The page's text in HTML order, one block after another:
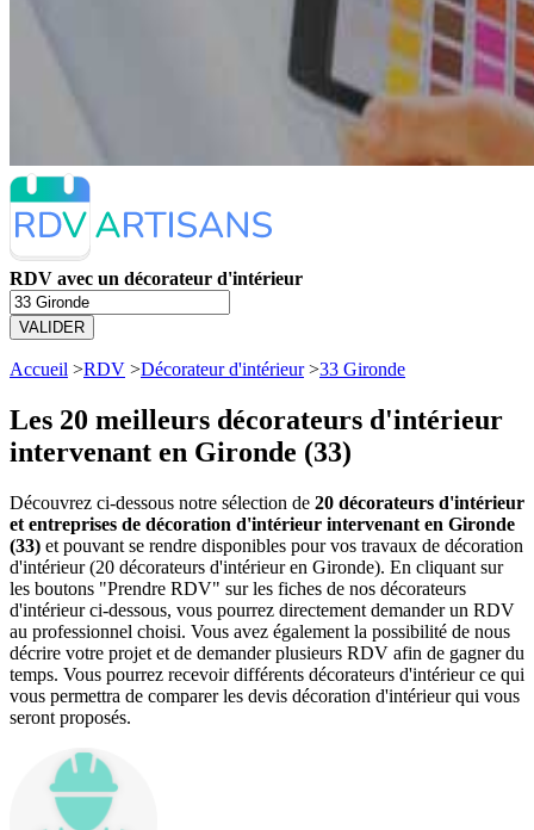
RDV avec un décorateur d'intérieur
VALIDER
Accueil >RDV >Décorateur d'intérieur>33 Gironde
Les 20 meilleurs décorateurs d'intérieur
intervenant en Gironde (33)
Découvrez ci-dessous notre sélection de 20 décorateurs d'intérieur
et entreprises de décoration d'intérieur intervenant en Gironde
(33) et pouvant se rendre disponibles pour vos travaux de décoration
d'intérieur (20 décorateurs d'intérieur en Gironde). En cliquant sur
les boutons "Prendre RDV" sur les fiches de nos décorateurs
d'intérieur ci-dessous, vous pourrez directement demander un RDV
au professionnel choisi. Vous avez également la possibilité de nous
décrire votre projet et de demander plusieurs RDV afin de gagner du
temps. Vous pourrez recevoir différents décorateurs d'intérieur ce qui
vous permettra de comparer les devis décoration d'intérieur qui vous
seront proposés.